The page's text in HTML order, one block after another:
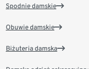
Spodnie damskie
Obuwie damskie
Biżuteria damska